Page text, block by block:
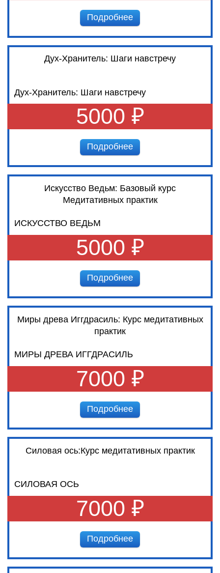
Подробнее
Дух-Хранитель: Шаги навстречу
Дух-Хранитель: Шаги навстречу
5000 ₽
Подробнее
Искусство Ведьм: Базовый курс
Медитативных практик
ИСКУССТВО ВЕДЬМ
5000 ₽
Подробнее
Миры древа Иггдрасиль: Курс медитативных
практик
МИРЫ ДРЕВА ИГГДРАСИЛЬ
7000 ₽
Подробнее
Силовая ось:Курс медитативных практик
СИЛОВАЯ ОСЬ
7000 ₽
Подробнее